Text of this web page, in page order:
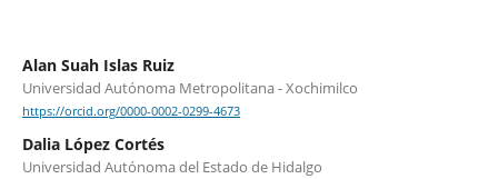
Alan Suah Islas Ruiz
Universidad Autónoma Metropolitana - Xochimilco
https://orcid.org/0000-0002-0299-4673
Dalia López Cortés
Universidad Autónoma del Estado de Hidalgo